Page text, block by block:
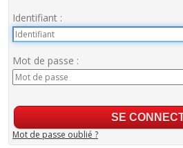
Identifiant :
Mot de passe :
Mot de passe oublié ?